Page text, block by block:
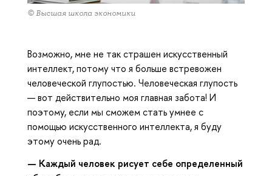
© Высшая школа экономики
Возможно, мне не так страшен искусственный
интеллект, потому что я больше встревожен
человеческой глупостью. Человеческая глупость
— вот действительно моя главная забота! И
поэтому, если мы сможем стать умнее с
помощью искусственного интеллекта, я буду
этому очень рад.
— Каждый человек рисует себе определенный